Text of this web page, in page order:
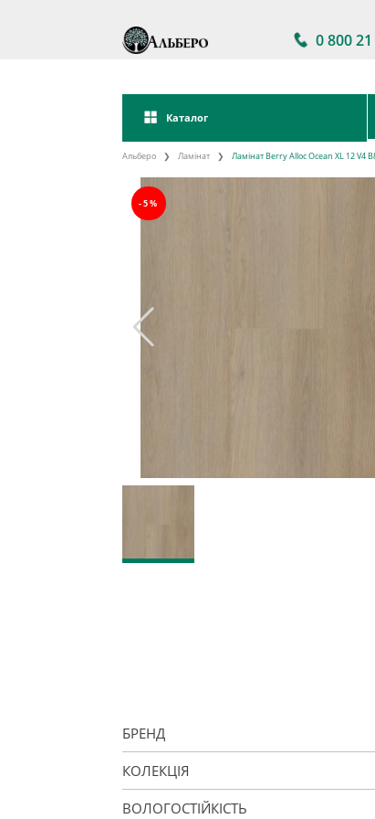
0 800
Каталог
Альберо Ламінат Ламінат Berry Alloc Ocean XL 12 V4
-5%
БРЕНД
КОЛЕКЦІЯ
ВОЛОГОСТІЙКІСТЬ